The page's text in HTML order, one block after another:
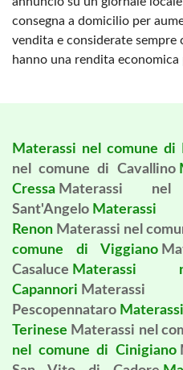
consegna a domicilio per
vendita e considerate
hanno una rendita
Materassi nel comune
nel comune di Cavallino
Cressa Materassi
Sant'Angelo
Renon Materassi nel
comune di Viggiano
Casaluce
Capannori
Pescopennataro
Terinese Materassi nel
nel comune di Cinigiano